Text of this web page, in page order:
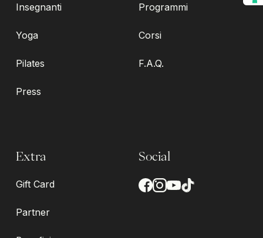
Insegnanti
Yoga
Pilates
Press
Programmi
Corsi
F.A.Q.
Extra
Gift Card
Partner
Social